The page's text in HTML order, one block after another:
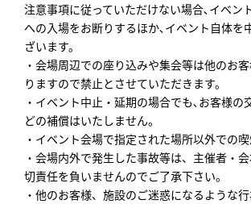
注意事項に従っていただけない場合､イベン
への入場をお断りするほか､イベント自体を
ざいます。
・会場周辺での座り込みや集会等は他のお
りますので禁止とさせていただきます。
・イベント中止・延期の場合でも､お客様の
どの補償はいたしません。
・イベント会場で指定された場所以外での喫
・会場内外で発生した事故等は、主催者・
切責任を負いませんのでご了承下さい。
・他のお客様、施設のご迷惑になるような